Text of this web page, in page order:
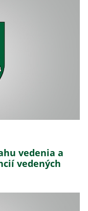
vedenia a
vedených